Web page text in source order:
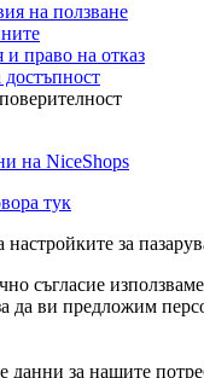
на ползване
право на отказ
достъпност
на NiceShops
тук
за
съгласие
да ви предложим
данни за нашите